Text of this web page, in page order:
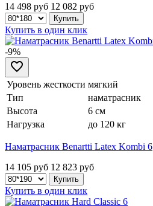
14 498 руб 12 082 руб
Купить в один клик
-9%
Уровень жесткости мягкий
Тип
наматрасник
Высота
6 см
Нагрузка
до 120 кг
Наматрасник Benartti Latex Kombi 6
14 105 руб 12 823 руб
Купить в один клик